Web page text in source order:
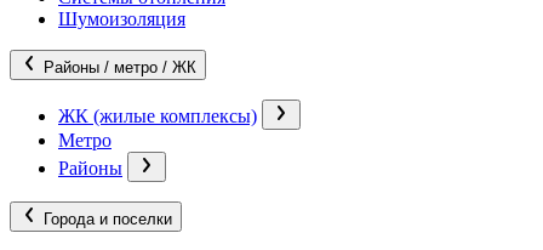
Шумоизоляция
Районы / метро / ЖК
ЖК (жилые комплексы)
Метро
Районы
Города и поселки